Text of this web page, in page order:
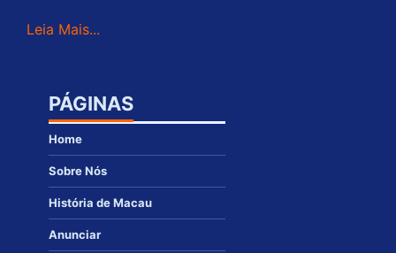
Leia Mais...
PÁGINAS
Home
Sobre Nós
História de Macau
Anunciar